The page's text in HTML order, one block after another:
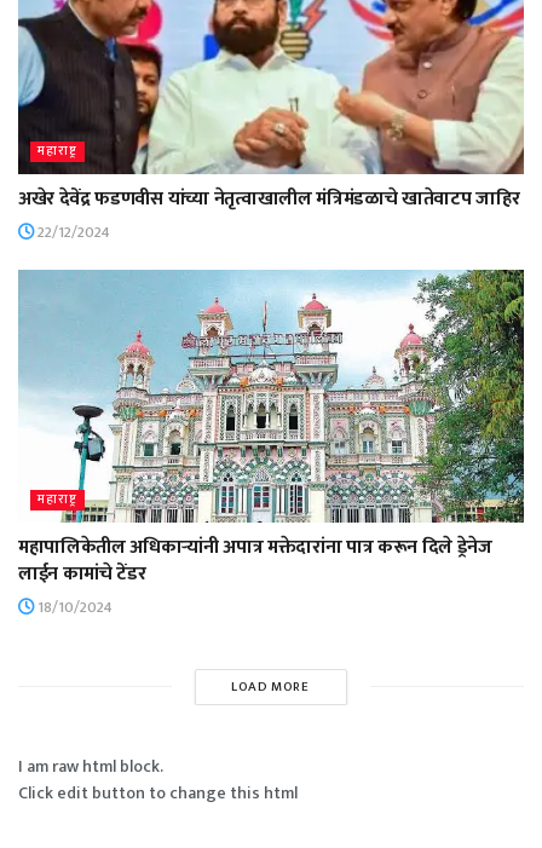
महाराष्ट्र
अखेर देवेंद्र फडणवीस यांच्या नेतृत्वाखालील मंत्रिमंडळाचे खातेवाटप जाहिर
22/12/2024
महाराष्ट्र
महापालिकेतील अधिकाऱ्यांनी अपात्र मक्तेदारांना पात्र करून दिले ड्रेनेज
लाईन कामांचे टेंडर
18/10/2024
LOAD MORE
I am raw html block.
Click edit button to change this html